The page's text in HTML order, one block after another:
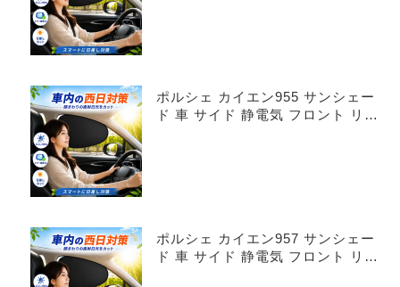
ポルシェ カイエン955 サンシェー
ド 車 サイド 静電気 フロント リア
ポルシェ カイエン957 サンシェー
ド 車 サイド 静電気 フロント リア